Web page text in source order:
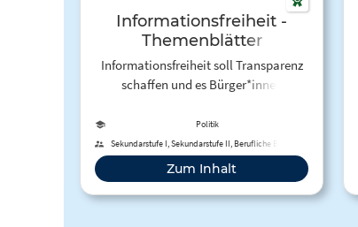
Informationsfreiheit -
Themenblätter
Informationsfreiheit soll Transparenz
schaffen und es Bürger*innen
Prozessen teilzunehmen. Öffentliche
Verwaltungen müssen, wenn
aufgefordert, Informationen
herausgeben. Doch welche
Informationen sollte der Staat
Politik
Sekundarstufe I, Sekundarstufe II, Berufliche Bildung
Zum Inhalt